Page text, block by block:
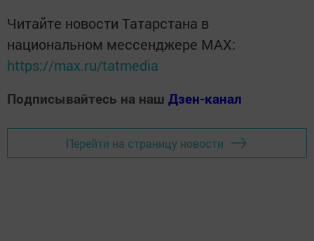
Читайте новости Татарстана в
национальном мессенджере MАХ:
https://max.ru/tatmedia
Подписывайтесь на наш Дзен-канал
Перейти на страницу новости